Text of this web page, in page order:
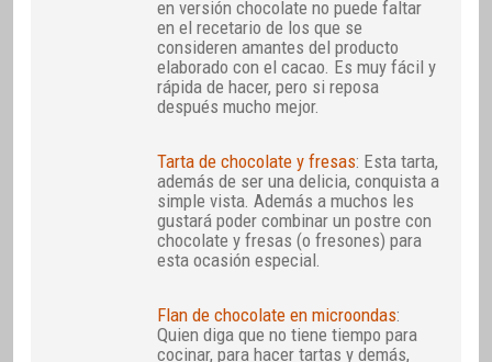
en versión chocolate no puede faltar
en el recetario de los que se
consideren amantes del producto
elaborado con el cacao. Es muy fácil y
rápida de hacer, pero si reposa
después mucho mejor.
Tarta de chocolate y fresas: Esta tarta,
además de ser una delicia, conquista a
simple vista. Además a muchos les
gustará poder combinar un postre con
chocolate y fresas (o fresones) para
esta ocasión especial.
Flan de chocolate en microondas:
Quien diga que no tiene tiempo para
cocinar, para hacer tartas y demás,